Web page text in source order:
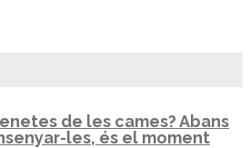
de les cames? Abans
les, és el moment